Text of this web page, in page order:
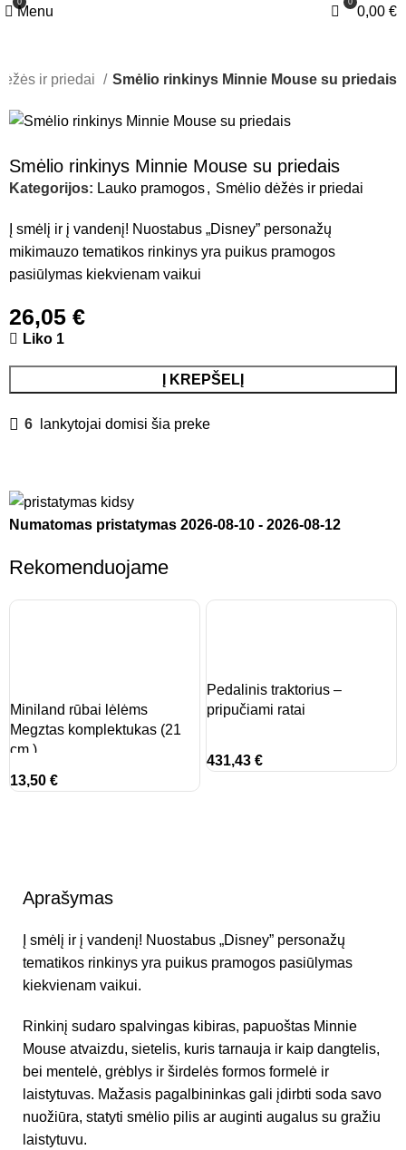
Menu
0
0,00 €
ir priedai Smėlio rinkinys Minnie Mouse su priedais
Smėlio rinkinys Minnie Mouse su priedais
Kategorijos: Lauko pramogos, Smėlio dėžės ir priedai
Į smėlį ir į vandenį! Nuostabus „Disney” personažų
mikimauzo tematikos rinkinys yra puikus pramogos
pasiūlymas kiekvienam vaikui
26,05€
Liko 1
Į KREPŠELĮ
6 lankytojai domisi šia preke
Numatomas pristatymas2026-08-10 -2026-08-12
Rekomenduojame
Miniland rūbai lėlėms
Megztas komplektukas (21
cm.)
13,50€
Pedalinis traktorius –
pripučiami ratai
431,43 €
Aprašymas
Į smėlį ir į vandenį! Nuostabus „Disney” personažų
tematikos rinkinys yra puikus pramogos pasiūlymas
kiekvienam vaikui.
Rinkinį sudaro spalvingas kibiras, papuoštas Minnie
Mouse atvaizdu, sietelis, kuris tarnauja ir kaip dangtelis,
bei mentelė, grėblys ir širdelės formos formelė ir
laistytuvas. Mažasis pagalbininkas gali įdirbti soda savo
nuožiūra, statyti smėlio pilis ar auginti augalus su gražiu
laistytuvu.
0